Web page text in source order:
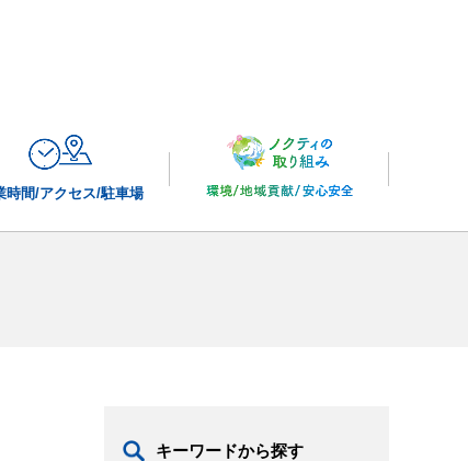
時間/アクセス/駐車場
キーワードから探す